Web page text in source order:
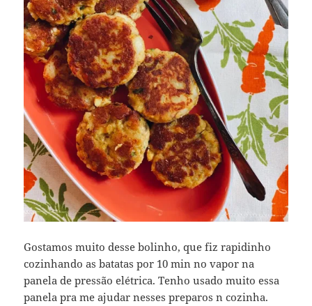
Gostamos muito desse bolinho, que fiz rapidinho
cozinhando as batatas por 10 min no vapor na
panela de pressão elétrica. Tenho usado muito essa
panela pra me ajudar nesses preparos n cozinha.